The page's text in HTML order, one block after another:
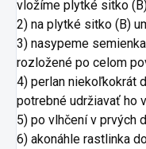
vložíme plytké sitko
2) na plytké sitko (B)
3) nasypeme
rozložené po celom
4) perlan niekoľkokrát
potrebné udržiavať ho
5) po vlhčení v prvých
6) akonáhle rastlinka